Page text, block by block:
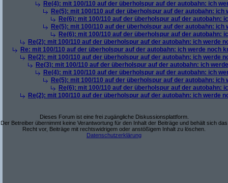
Re(4): mit 100/110 auf der überholspur auf der autobahn: ich
Re(5): mit 100/110 auf der überholspur auf der autobahn: ich
Re(6): mit 100/110 auf der überholspur auf der autobahn:
Re(5): mit 100/110 auf der überholspur auf der autobahn: ich
Re(6): mit 100/110 auf der überholspur auf der autobahn:
Re(2): mit 100/110 auf der überholspur auf der autobahn: ich werde
Re: mit 100/110 auf der überholspur auf der autobahn: ich werde noch
Re(2): mit 100/110 auf der überholspur auf der autobahn: ich werde
Re(3): mit 100/110 auf der überholspur auf der autobahn: ich
Re(4): mit 100/110 auf der überholspur auf der autobahn: ich
Re(5): mit 100/110 auf der überholspur auf der autobahn: ich
Re(6): mit 100/110 auf der überholspur auf der autobahn:
Re(2): mit 100/110 auf der überholspur auf der autobahn: ich werde
Dieses Forum ist eine frei zugängliche Diskussionsplattform.
Der Betreiber übernimmt keine Verantwortung für den Inhalt der Beiträge und behält sich das
Recht vor, Beiträge mit rechtswidrigem oder anstößigem Inhalt zu löschen.
Datenschutzerklärung